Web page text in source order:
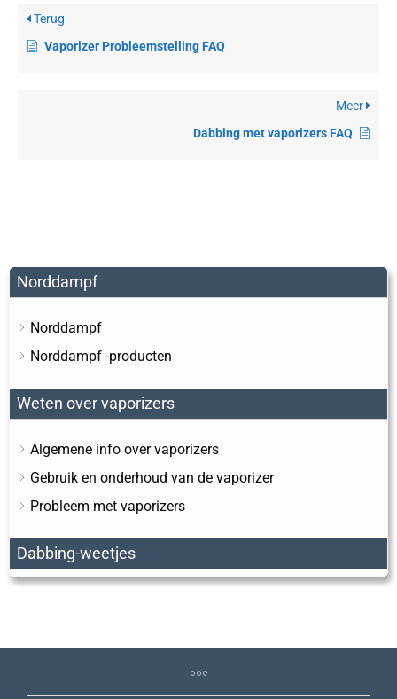
Norddampf
Norddampf
Norddampf -producten
Weten over vaporizers
Algemene info over vaporizers
Gebruik en onderhoud van de vaporizer
Probleem met vaporizers
Dabbing-weetjes
Terug
Vaporizer Probleemstelling FAQ
Meer
Dabbing met vaporizers FAQ